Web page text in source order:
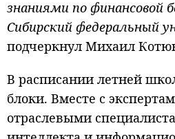
знаниями по финансовой
Сибирский федеральный
подчеркнул Михаил
В расписании летней
блоки. Вместе с
отраслевыми